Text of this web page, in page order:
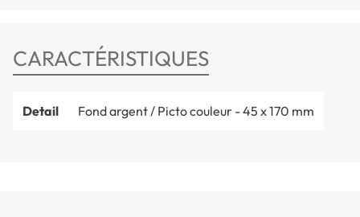
CARACTÉRISTIQUES
Detail Fond argent / Picto couleur - 45 x 170 mm